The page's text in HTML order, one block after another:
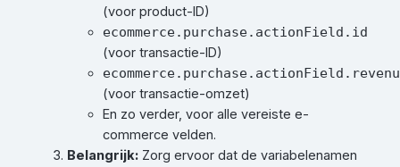
(voor product-ID)
ecommerce.purchase.actionField.id
(voor transactie-ID)
(voor transactie-omzet)
En zo verder, voor alle vereiste e-
commerce velden.
Belangrijk:Zorg ervoor dat de variabelenamen